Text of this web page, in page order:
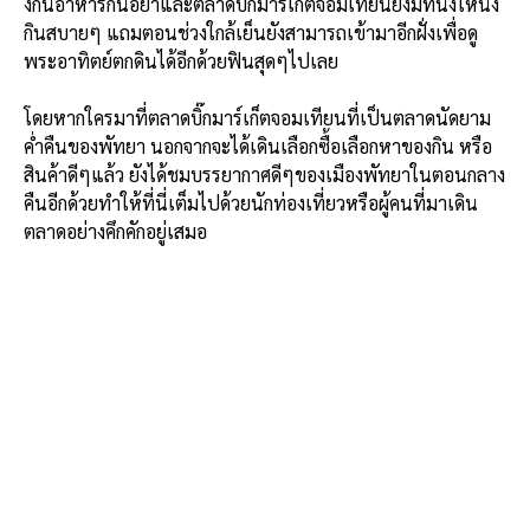
กินสบายๆ แถมตอนช่วงใกล้เย็นยังสามารถเข้ามาอีกฝั่งเพื่อดู
พระอาทิตย์ตกดินได้อีกด้วยฟินสุดๆไปเลย
โดยหากใครมาที่ตลาดบิ๊กมาร์เก็ตจอมเทียนที่เป็นตลาดนัดยาม
ค่ำคืนของพัทยา นอกจากจะได้เดินเลือกซื้อเลือกหาของกิน หรือ
สินค้าดีๆแล้ว ยังได้ชมบรรยากาศดีๆของเมืองพัทยาในตอนกลาง
คืนอีกด้วยทำให้ที่นี่เต็มไปด้วยนักท่องเที่ยวหรือผู้คนที่มาเดิน
ตลาดอย่างคึกคักอยู่เสมอ